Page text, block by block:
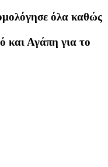
όλα καθώς
και Αγάπη για το